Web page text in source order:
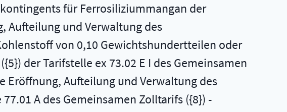
für Ferrosiliziummangan der
Aufteilung und Verwaltung des
von 0,10 Gewichtshundertteilen oder
der Tarifstelle ex 73.02 E I des Gemeinsamen
Eröffnung, Aufteilung und Verwaltung des
A des Gemeinsamen Zolltarifs ({8}) -